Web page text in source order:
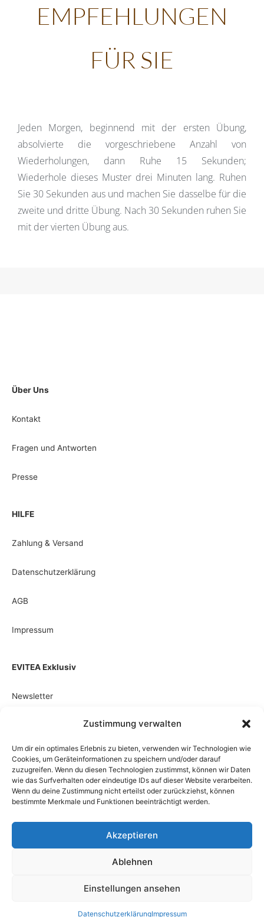
Zustimmung verwalten
Um dir ein optimales Erlebnis zu bieten, verwenden wir Technologien wie
Cookies, um Geräteinformationen zu speichern und/oder darauf
zuzugreifen. Wenn du diesen Technologien zustimmst, können wir Daten
wie das Surfverhalten oder eindeutige IDs auf dieser Website verarbeiten.
Wenn du deine Zustimmung nicht erteilst oder zurückziehst, können
bestimmte Merkmale und Funktionen beeinträchtigt werden.
Akzeptieren
Ablehnen
Einstellungen ansehen
DatenschutzerklärungImpressum
EMPFEHLUNGEN
FÜR SIE
Jeden Morgen, beginnend mit der ersten Übung,
absolvierte die vorgeschriebene Anzahl von
Wiederholungen, dann Ruhe 15 Sekunden;
Wiederhole dieses Muster drei Minuten lang. Ruhen
Sie 30 Sekunden aus und machen Sie dasselbe für die
zweite und dritte Übung. Nach 30 Sekunden ruhen Sie
mit der vierten Übung aus.
Über Uns
Kontakt
Fragen und Antworten
Presse
HILFE
Zahlung & Versand
Datenschutzerklärung
AGB
Impressum
EVITEA Exklusiv
Newsletter
EINZELKAUF
Datenschutzerklärung
Copyright © 2026 BlueHarbour GmbH, HansaPlus company,